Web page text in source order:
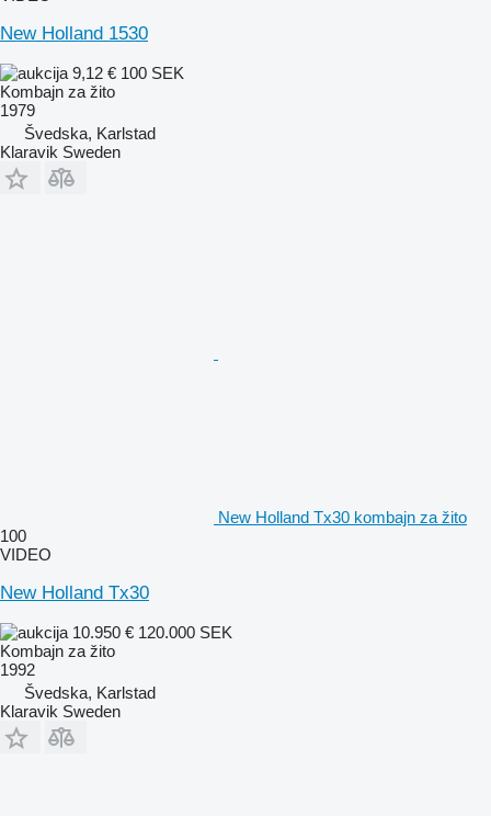
New Holland 1530
9,12 € 100 SEK
Kombajn za žito
1979
Švedska, Karlstad
Klaravik Sweden
New Holland Tx30 kombajn za žito
100
VIDEO
New Holland Tx30
10.950 € 120.000 SEK
Kombajn za žito
1992
Švedska, Karlstad
Klaravik Sweden